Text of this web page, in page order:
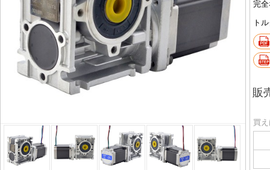
完
ト
販
買